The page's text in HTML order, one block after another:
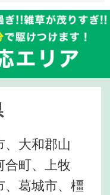
大和郡山
合町、上牧
、葛城市、橿